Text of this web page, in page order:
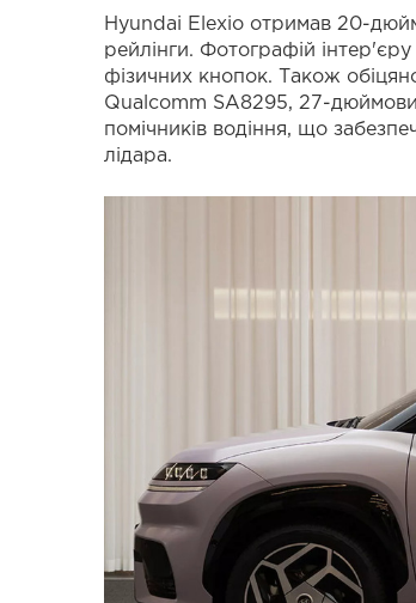
Hyundai Elexio отримав 20-
рейлінги. Фотографій
фізичних кнопок. Також
Qualcomm SA8295, 27-
помічників водіння, що
лідара.